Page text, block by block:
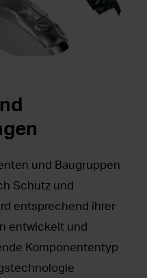
und Baugruppen
Schutz und
entsprechend ihrer
entwickelt und
Komponententyp